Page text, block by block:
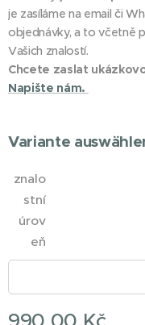
je zasíláme na email či
objednávky, a to včetně
Vašich znalostí.
Chcete zaslat
Napište nám.
Variante
znalo
stní
úrov
eň